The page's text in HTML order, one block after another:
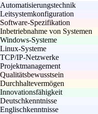
Automatisierungstechnik
Leitsystemkonfiguration
Software-Spezifikation
Inbetriebnahme von Systemen
Windows-Systeme
Linux-Systeme
TCP/IP-Netzwerke
Projektmanagement
Qualitätsbewusstsein
Durchhaltevermögen
Innovationsfähigkeit
Deutschkenntnisse
Englischkenntnisse